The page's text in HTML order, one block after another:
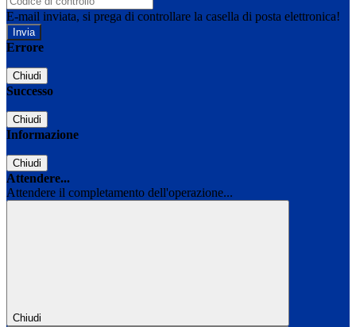
E-mail inviata, si prega di controllare la casella di posta elettronica!
Errore
Chiudi
Successo
Chiudi
Informazione
Chiudi
Attendere...
Attendere il completamento dell'operazione...
Chiudi